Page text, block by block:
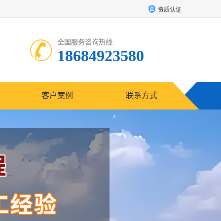
资质认证
全国服务咨询热线:
18684923580
客户案例 联系方式